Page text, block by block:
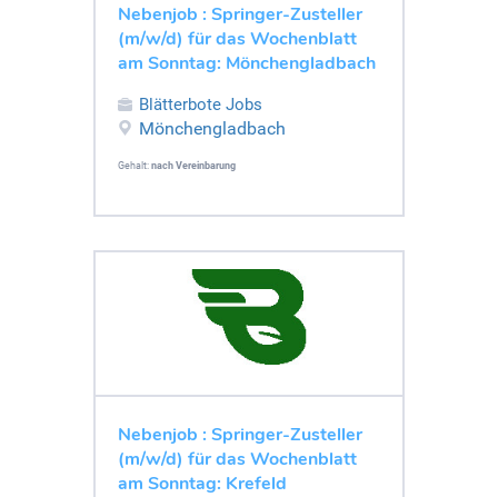
Nebenjob : Springer-Zusteller
(m/w/d) für das Wochenblatt
am Sonntag: Mönchengladbach
Blätterbote Jobs
Mönchengladbach
Gehalt: nach Vereinbarung
Nebenjob : Springer-Zusteller
(m/w/d) für das Wochenblatt
am Sonntag: Krefeld